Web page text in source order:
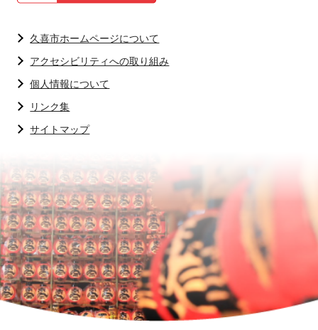
久喜市ホームページについて
アクセシビリティへの取り組み
個人情報について
リンク集
サイトマップ